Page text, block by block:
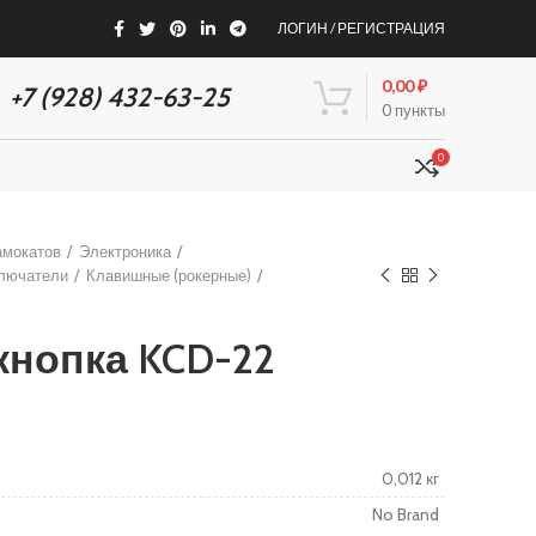
ЛОГИН / РЕГИСТРАЦИЯ
+7 (928) 432-63-25 0 пункты
0,00₽
0
Электроника
Клавишные (рокерные)
KCD-22
0,012 кг
No Brand